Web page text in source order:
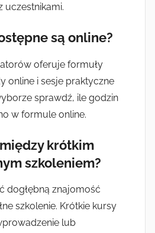
uczestnikami.
są online?
oferuje formuły
online i sesje praktyczne
sprawdź, ile godzin
w formule online.
krótkim
szkoleniem?
dogłębną znajomość
szkolenie. Krótkie kursy
lub